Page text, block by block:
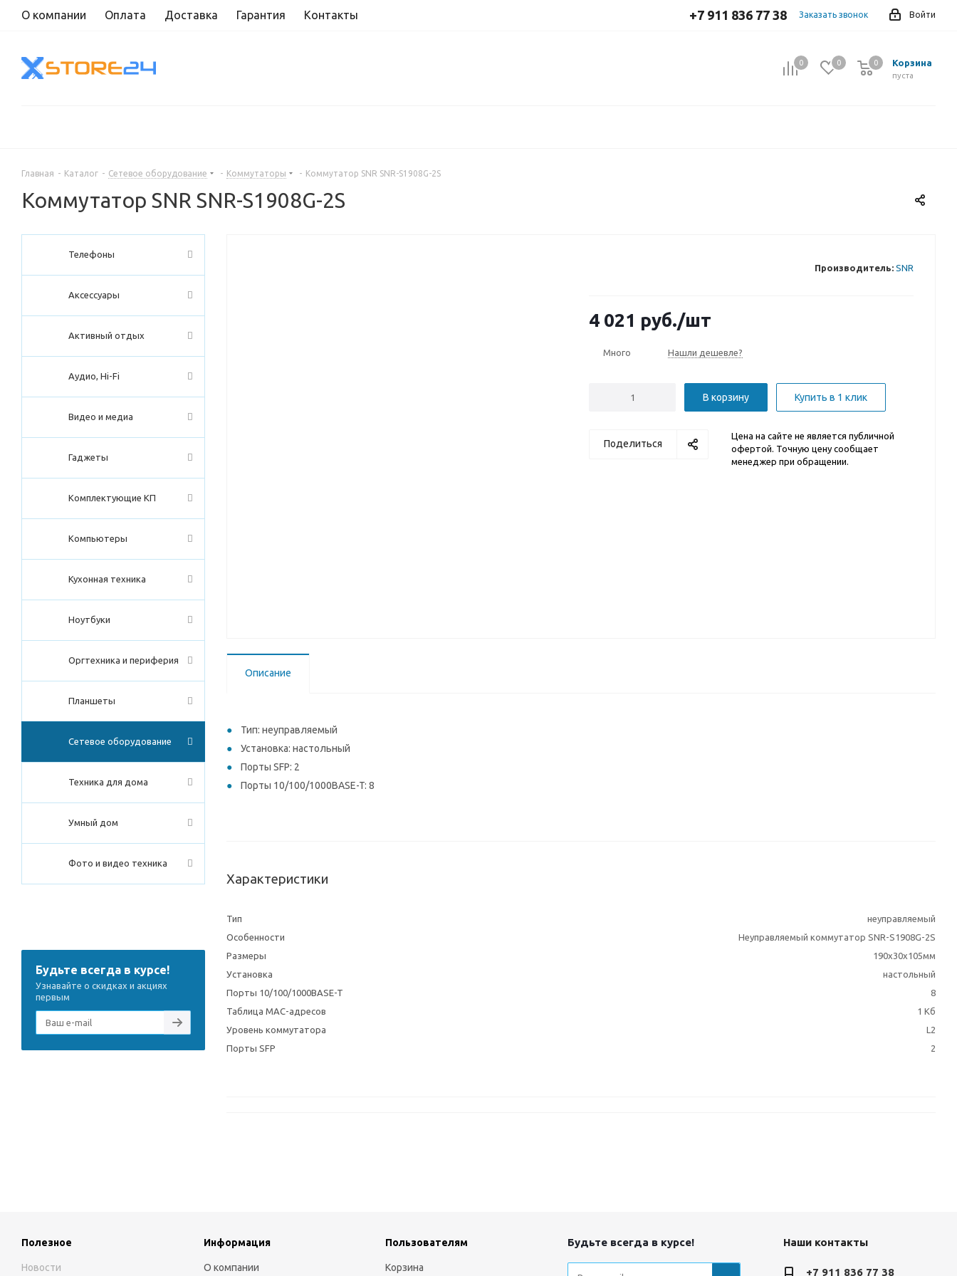
О компании Оплата Доставка Гарантия Контакты Войти
+7 911 836 77 38 Заказать звонок
0 0 Корзина
0
пуста
0
Главная - Каталог - Сетевое оборудование - Коммутаторы - Коммутатор SNR SNR-S1908G-2S
Коммутатор SNR SNR-S1908G-2S
Производитель: SNR
4 021 руб./шт
Много Нашли дешевле?
В корзину Купить в 1 клик
Поделиться
Цена на сайте не является публичной
офертой. Точную цену сообщает
менеджер при обращении.
Описание
Тип: неуправляемый
Установка: настольный
Порты SFP: 2
Порты 10/100/1000BASE-T: 8
Характеристики
Тип
неуправляемый
Особенности
Неуправляемый коммутатор SNR-S1908G-2S
Размеры
190x30x105мм
Установка
настольный
Порты 10/100/1000BASE-T
8
Таблица MAC-адресов
1 Кб
Уровень коммутатора
L2
Порты SFP
2
Телефоны
Аксессуары
Активный отдых
Аудио, Hi-Fi
Видео и медиа
Гаджеты
Комплектующие КП
Компьютеры
Кухонная техника
Ноутбуки
Оргтехника и периферия
Планшеты
Сетевое оборудование
Техника для дома
Умный дом
Фото и видео техника
Будьте всегда в курсе!
Узнавайте о скидках и акциях
первым
Полезное
Новости
Информация
О компании
Пользователям
Корзина
Будьте всегда в курсе! Наши контакты
+7 911 836 77 38